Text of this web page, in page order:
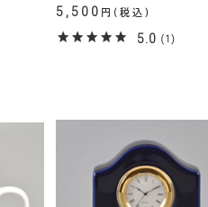
5,500 円(税込)
5.0 (1)